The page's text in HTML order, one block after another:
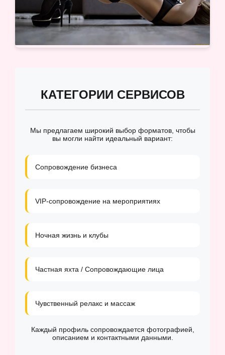
КАТЕГОРИИ СЕРВИСОВ
Мы предлагаем широкий выбор форматов, чтобы
вы могли найти идеальный вариант:
Сопровождение бизнеса
VIP-сопровождение на мероприятиях
Ночная жизнь и клубы
Частная яхта / Сопровождающие лица
Чувственный релакс и массаж
Каждый профиль сопровождается фотографией,
описанием и контактными данными.